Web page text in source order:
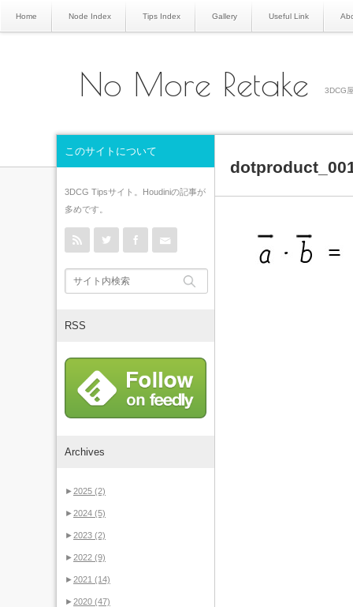
Home Node Index Tips Index Gallery Useful Link
No More Retake 3DCG
このサイトについて
3DCG Tipsサイト。Houdiniの記事が
多めです。
rss Twitter Facebook
RSS
Archives
►2025 (2)
►2024 (5)
►2023 (2)
►2022 (9)
►2021 (14)
►2020 (47)